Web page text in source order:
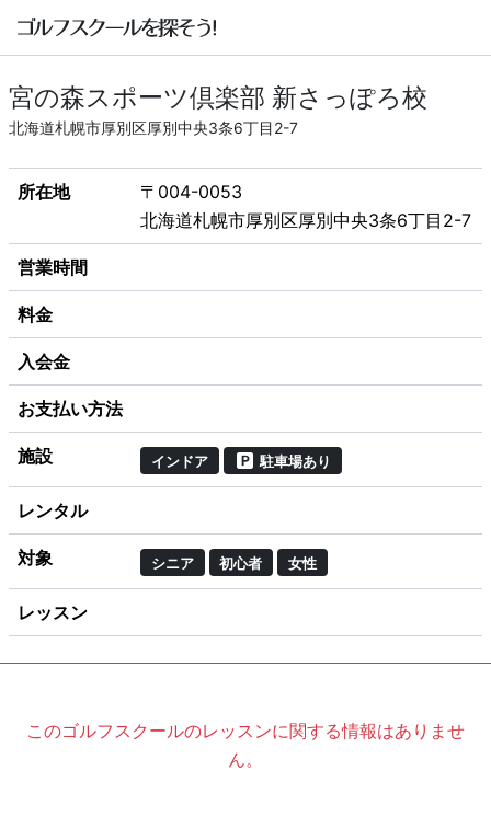
宮の森スポーツ倶楽部 新さっぽろ校
北海道札幌市厚別区厚別中央3条6丁目2-7
所在地
〒004-0053
北海道札幌市厚別区厚別中央3条6丁目2-7
営業時間
料金
入会金
お支払い方法
施設 インドア 駐車場あり
レンタル
対象 シニア 初心者 女性
レッスン
このゴルフスクールのレッスンに関する情報はありませ
ん。